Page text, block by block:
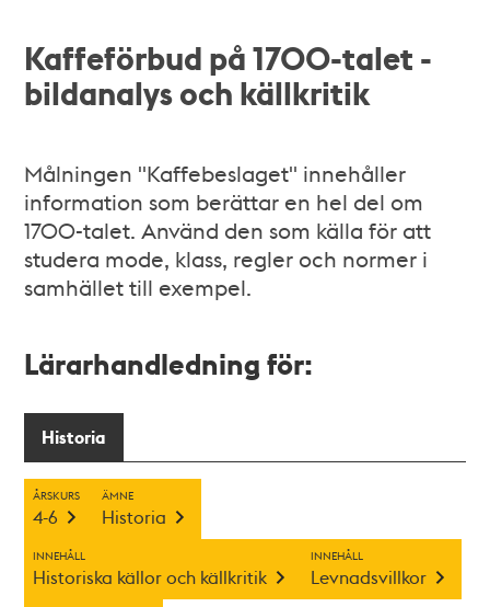
Kaffeförbud på 1700-talet -
bildanalys och källkritik
Målningen "Kaffebeslaget" innehåller
information som berättar en hel del om
1700-talet. Använd den som källa för att
studera mode, klass, regler och normer i
samhället till exempel.
Lärarhandledning för:
Historia
ÅRSKURS
4-6
ÄMNE
Historia
INNEHÅLL
Historiska källor och källkritik
INNEHÅLL
Levnadsvillkor